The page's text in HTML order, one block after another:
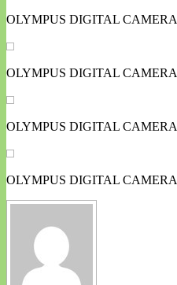
OLYMPUS DIGITAL CAMERA
OLYMPUS DIGITAL CAMERA
OLYMPUS DIGITAL CAMERA
OLYMPUS DIGITAL CAMERA